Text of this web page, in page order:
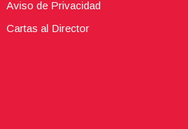
Aviso de Privacidad
Cartas al Director